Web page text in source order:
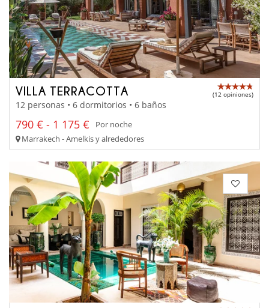
VILLA TERRACOTTA (12 opiniones)
12 personas • 6 dormitorios • 6 baños
790 € - 1 175 €
Por noche
Marrakech - Amelkis y alrededores